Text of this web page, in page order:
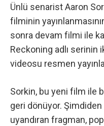
Ünlü senarist Aaron
filminin
sonra devam filmi ile
Reckoning adlı
videosu resmen
Sorkin, bu yeni film ile
geri dönüyor.
uyandıran fragman,